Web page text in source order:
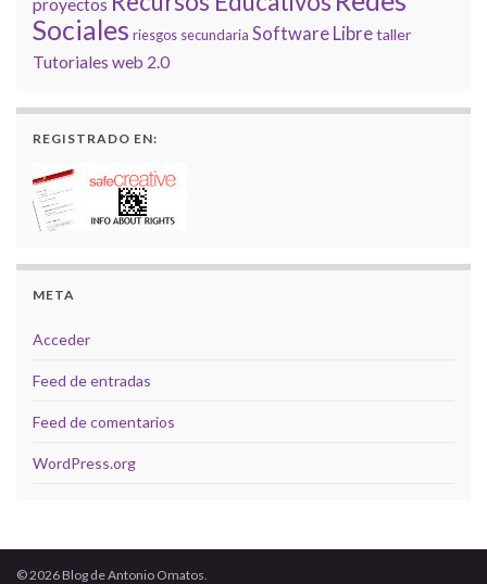
Sociales riesgos secundaria Software Libretaller
Tutoriales web 2.0
REGISTRADO EN:
META
Acceder
Feed de entradas
Feed de comentarios
WordPress.org
© 2026 Blog de Antonio Omatos.